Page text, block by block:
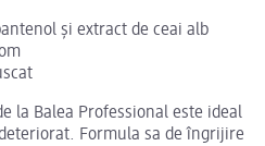
și extract de ceai alb
la Balea Professional este ideal
Formula sa de îngrijire